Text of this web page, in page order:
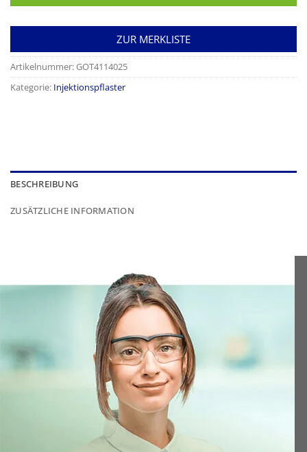
ZUR MERKLISTE
Artikelnummer:GOT4114025
Kategorie: Injektionspflaster
BESCHREIBUNG
ZUSÄTZLICHE INFORMATION